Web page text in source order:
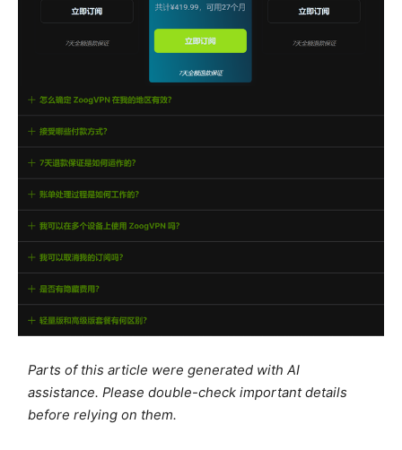
Parts of this article were generated with AI
assistance. Please double-check important details
before relying on them.